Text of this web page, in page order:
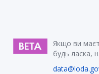
Якщо ви
будь ласка,